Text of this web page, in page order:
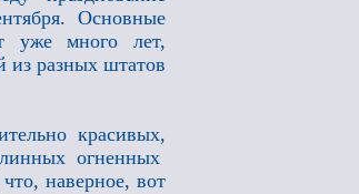
Основные
уже много лет,
из разных штатов
красивых,
огненных
наверное, вот